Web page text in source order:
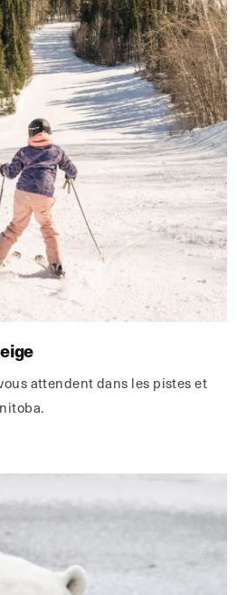
attendent dans les pistes et